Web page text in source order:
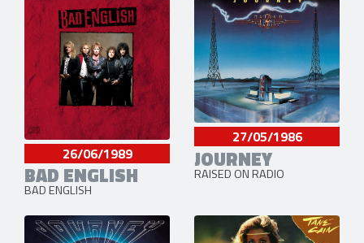
26/06/1989
BAD ENGLISH
BAD ENGLISH
27/05/1986
JOURNEY
RAISED ON RADIO